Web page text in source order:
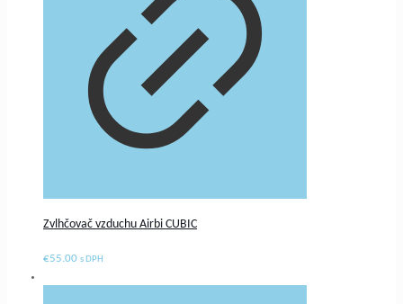
Zvlhčovač vzduchu Airbi CUBIC
€55.00 s DPH